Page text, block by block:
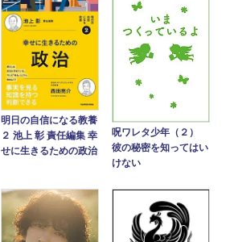
明日の自信になる教養
２ 池上 彰 責任編集 幸
せに生きるための政治
呪ワレタ少年（２）
彼の秘密を知ってはい
けない